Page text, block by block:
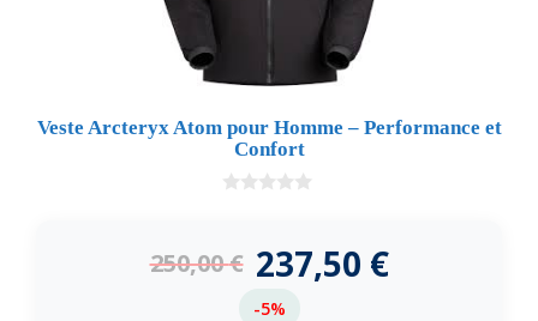
Veste Arcteryx Atom pour Homme – Performance et
Confort
5
250,00€ 237,50 €
-5%